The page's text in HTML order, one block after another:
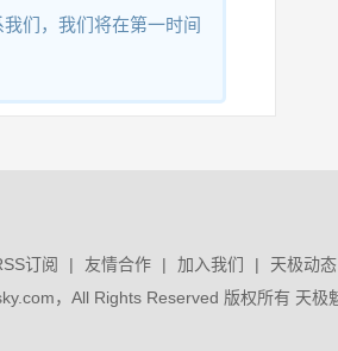
2021-01-20
11-15
们，我们将在第一时间
订阅 | 友情合作 | 加入我们 | 天极动态
，All Rights Reserved 版权所有 天极